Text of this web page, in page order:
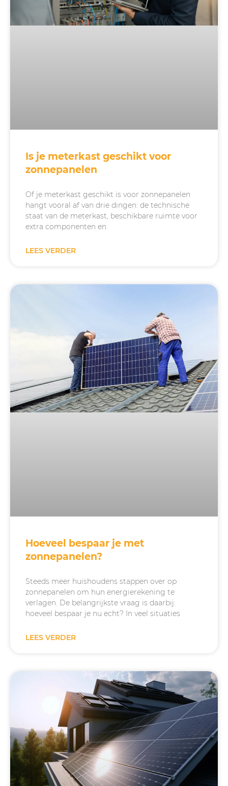
Is je meterkast geschikt voor
zonnepanelen
Of je meterkast geschikt is voor zonnepanelen
hangt vooral af van drie dingen: de technische
staat van de meterkast, beschikbare ruimte voor
extra componenten en
LEES VERDER
Hoeveel bespaar je met
zonnepanelen?
Steeds meer huishoudens stappen over op
zonnepanelen om hun energierekening te
verlagen. De belangrijkste vraag is daarbij:
hoeveel bespaar je nu echt? In veel situaties
LEES VERDER